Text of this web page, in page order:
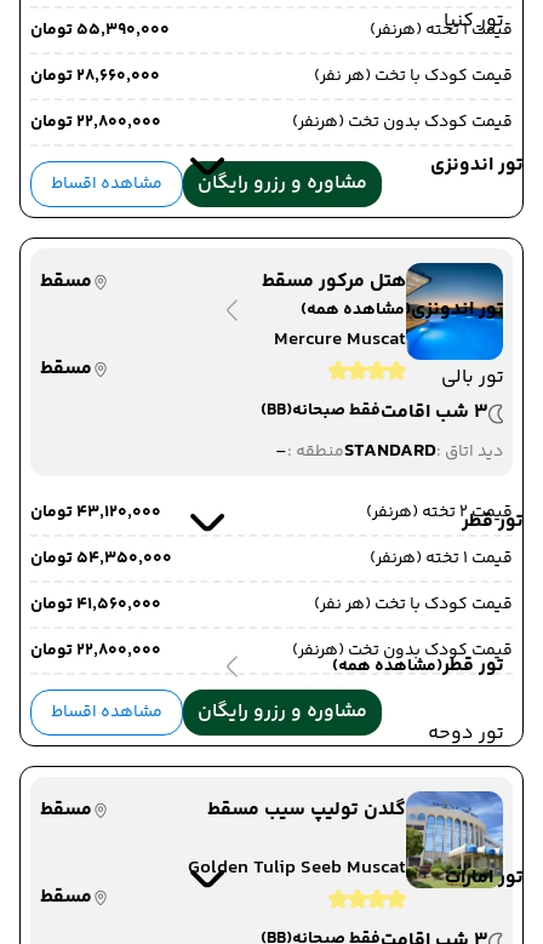
تور کنیا
تور اندونزی
تور اندونزی(مشاهده همه)
تور بالی
تور قطر
تور قطر(مشاهده همه)
تور دوحه
تور امارات
قیمت 1 تخته (هرنفر)
۵۵٬۳۹۰٬۰۰۰ تومان
قیمت کودک با تخت (هر نفر)
۲۸٬۶۶۰٬۰۰۰ تومان
قیمت کودک بدون تخت (هرنفر)
۲۲٬۸۰۰٬۰۰۰ تومان
مشاوره و رزرو رایگان مشاهده اقساط
هتل مرکور مسقط
مسقط
Mercure Muscat
مسقط
3 شب اقامت
فقط صبحانه(BB)
دید اتاق :STANDARDمنطقه :-
قیمت 2 تخته (هرنفر)
۴۳٬۱۲۰٬۰۰۰ تومان
قیمت 1 تخته (هرنفر)
۵۴٬۳۵۰٬۰۰۰ تومان
قیمت کودک با تخت (هر نفر)
۴۱٬۵۶۰٬۰۰۰ تومان
قیمت کودک بدون تخت (هرنفر)
۲۲٬۸۰۰٬۰۰۰ تومان
مشاوره و رزرو رایگان مشاهده اقساط
گلدن تولیپ سیب مسقط
مسقط
Golden Tulip Seeb Muscat
مسقط